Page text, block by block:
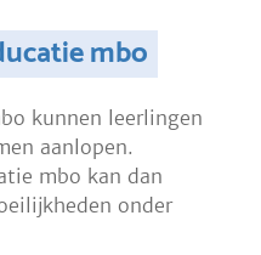
mbo
kunnen leerlingen
aanlopen.
mbo kan dan
onder